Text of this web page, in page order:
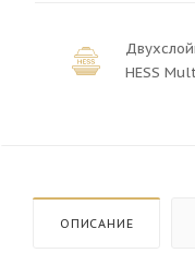
HESS
ОПИСАНИЕ